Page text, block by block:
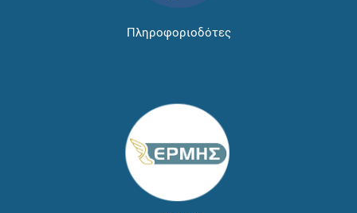
Πληροφοριοδότες